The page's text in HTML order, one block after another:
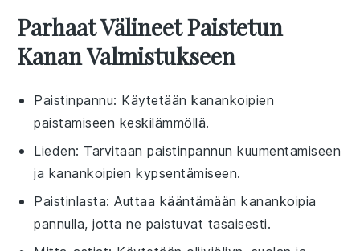
Parhaat Välineet Paistetun
Kanan Valmistukseen
Paistinpannu: Käytetään kanankoipien
paistamiseen keskilämmöllä.
Lieden: Tarvitaan paistinpannun kuumentamiseen
ja kanankoipien kypsentämiseen.
Paistinlasta: Auttaa kääntämään kanankoipia
pannulla, jotta ne paistuvat tasaisesti.